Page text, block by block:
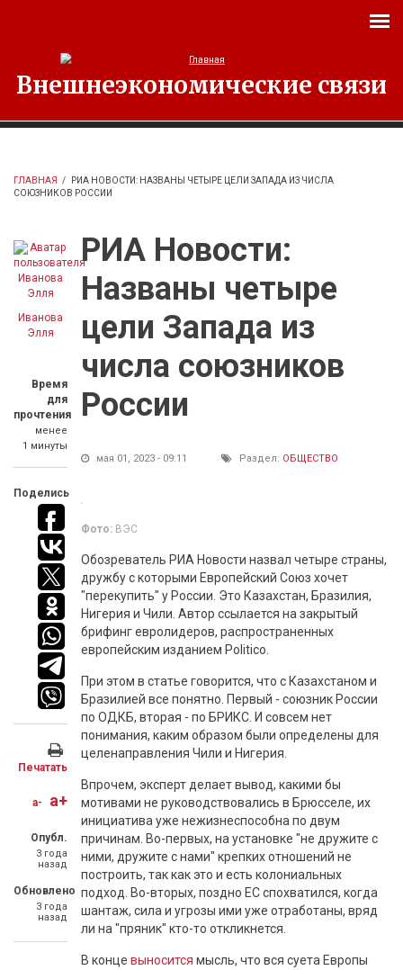
Внешнеэкономические связи
ГЛАВНАЯ /
РИА НОВОСТИ: НАЗВАНЫ ЧЕТЫРЕ ЦЕЛИ ЗАПАДА ИЗ ЧИСЛА
СОЮЗНИКОВ РОССИИ
Иванова
Элля
Время
для
прочтения
менее
1 минуты
Поделись
Печатать
a- a+
Опубл.
3 года
назад
Обновлено
3 года
назад
РИА Новости:
Названы четыре
цели Запада из
числа союзников
России
мая 01, 2023 - 09:11 Раздел: ОБЩЕСТВО
Фото: ВЭС
Обозреватель РИА Новости назвал четыре страны,
дружбу с которыми Европейский Союз хочет
"перекупить" у России. Это Казахстан, Бразилия,
Нигерия и Чили. Автор ссылается на закрытый
брифинг евролидеров, распространенных
европейским изданием Politico.
При этом в статье говорится, что с Казахстаном и
Бразилией все понятно. Первый - союзник России
по ОДКБ, вторая - по БРИКС. И совсем нет
понимания, каким образом были определены для
целенаправления Чили и Нигерия.
Впрочем, эксперт делает вывод, какими бы
мотивами не руководствовались в Брюсселе, их
инициатива уже нежизнеспособна по двум
причинам. Во-первых, на установке "не дружите с
ними, дружите с нами" крепких отношений не
построить, так как это и есть колониальных
подход. Во-вторых, поздно ЕС спохватился, когда
шантаж, сила и угрозы ими уже отработаны, вряд
ли на "пряник" кто-то откликнется.
В конце выносится мысль, что вся суета Европы